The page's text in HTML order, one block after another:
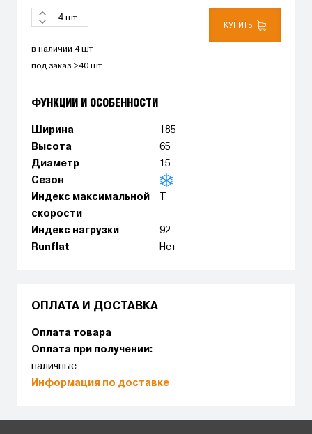
шт
КУПИТЬ
в наличии 4 шт
под заказ >40 шт
ФУНКЦИИ И ОСОБЕННОСТИ
Ширина
185
Высота
65
Диаметр
15
Сезон
Индекс максимальной
скорости
Индекс нагрузки
92
Runflat
Нет
ОПЛАТА И ДОСТАВКА
Оплата товара
Оплата при получении:
наличные
Информация по доставке